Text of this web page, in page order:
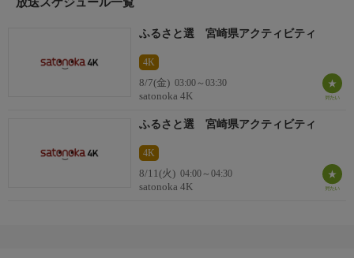
ふるさと選 宮崎県アクティビティ
4K
8/7(金) 03:00～03:30
satonoka 4K
ふるさと選 宮崎県アクティビティ
4K
8/11(火) 04:00～04:30
satonoka 4K